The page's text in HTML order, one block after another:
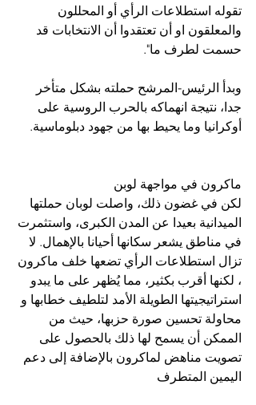
تقوله استطلاعات الرأي أو المحللون
والمعلقون او أن تعتقدوا أن الانتخابات قد
حسمت لطرف ما".
وبدأ الرئيس-المرشح حملته بشكل متأخر
جدا، نتيجة انهماكه بالحرب الروسية على
أوكرانيا وما يحيط بها من جهود دبلوماسية.
ماكرون في مواجهة لوبن
لكن في غضون ذلك، واصلت لوبان حملتها
الميدانية بعيدا عن المدن الكبرى، واستثمرت
في مناطق يشعر سكانها أحيانا بالإهمال. لا
تزال استطلاعات الرأي تضعها خلف ماكرون
، لكنها أقرب بكثير، مما يُظهر على ما يبدو
استراتيجيتها الطويلة الأمد لتلطيف خطابها و
محاولة تحسين صورة حزبها، حيث من
الممكن أن يسمح لها ذلك بالحصول على
تصويت مناهض لماكرون بالإضافة إلى دعم
اليمين المتطرف